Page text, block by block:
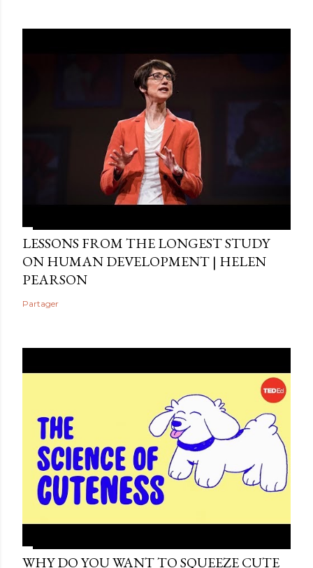
LESSONS FROM THE LONGEST STUDY
ON HUMAN DEVELOPMENT | HELEN
PEARSON
Partager
WHY DO YOU WANT TO SQUEEZE CUTE